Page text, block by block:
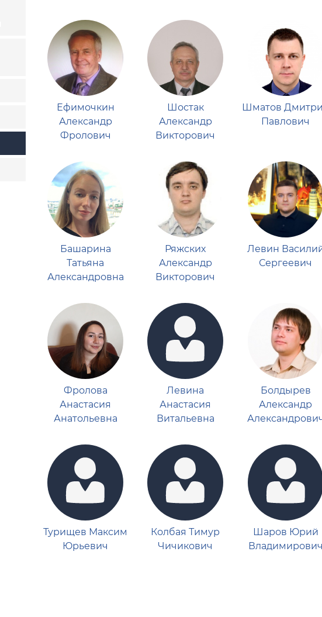
Ефимочкин
Александр
Фролович
Шостак
Александр
Викторович
Шматов
Павлович
Башарина
Татьяна
Александровна
Ряжских
Александр
Викторович
Левин
Сергеевич
Фролова
Анастасия
Анатольевна
Левина
Анастасия
Витальевна
Болдырев
Александр
Турищев Максим
Юрьевич
Колбая Тимур
Чичикович
Шаров Юрий
Владимирович